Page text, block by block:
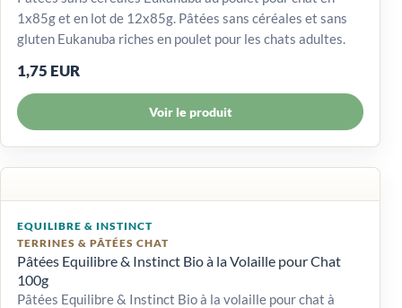
1x85g et en lot de 12x85g. Pâtées sans céréales et sans
gluten Eukanuba riches en poulet pour les chats adultes.
1,75 EUR
Voir le produit
EQUILIBRE & INSTINCT
TERRINES & PÂTÉES CHAT
Pâtées Equilibre & Instinct Bio à la Volaille pour Chat
100g
Pâtées Equilibre & Instinct Bio à la volaille pour chat à